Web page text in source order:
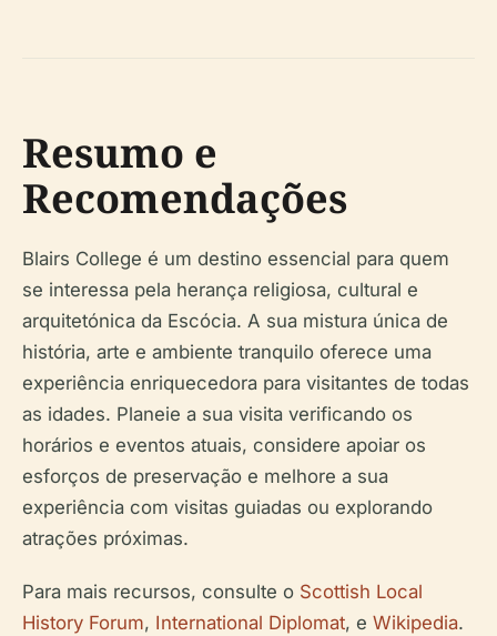
Resumo e
Recomendações
Blairs College é um destino essencial para quem
se interessa pela herança religiosa, cultural e
arquitetónica da Escócia. A sua mistura única de
história, arte e ambiente tranquilo oferece uma
experiência enriquecedora para visitantes de todas
as idades. Planeie a sua visita verificando os
horários e eventos atuais, considere apoiar os
esforços de preservação e melhore a sua
experiência com visitas guiadas ou explorando
atrações próximas.
Para mais recursos, consulte o Scottish Local
History Forum, International Diplomat, e Wikipedia.